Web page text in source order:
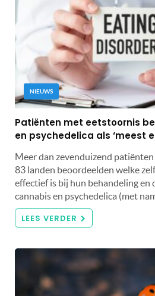
NIEUWS
Patiënten met eetstoornis
en psychedelica als ‘meest
Meer dan zevenduizend
83 landen beoordeelden welke
effectief is bij hun behandeling en
cannabis en psychedelica (met
LEES VERDER